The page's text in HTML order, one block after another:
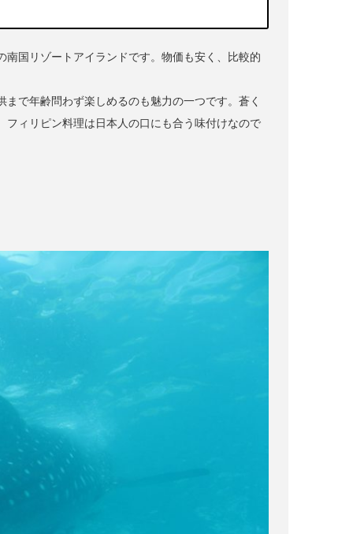
国リゾートアイランドです。物価も安く、比較的
で年齢問わず楽しめるのも魅力の一つです。蒼く
ィリピン料理は日本人の口にも合う味付けなので